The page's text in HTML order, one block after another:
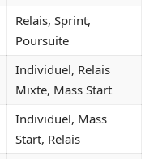
Relais, Sprint,
Poursuite
Individuel, Relais
Mixte, Mass Start
Individuel, Mass
Start, Relais